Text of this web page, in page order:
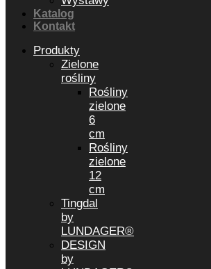
Katalog
Kontakt
Produkty
Zielone
rośliny
Rośliny
zielone
6
cm
Rośliny
zielone
12
cm
Tingdal
by
LUNDAGER®
DESIGN
by